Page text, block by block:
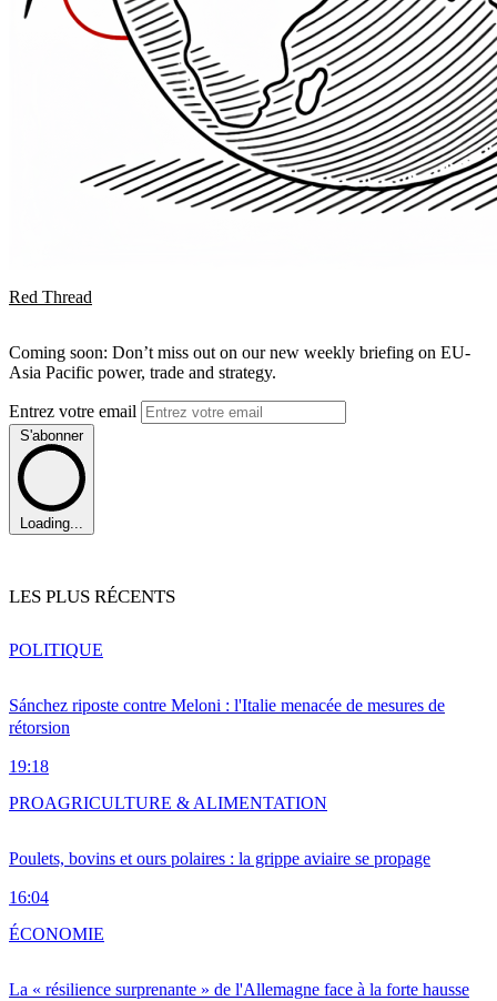
Red Thread
Coming soon: Don’t miss out on our new weekly briefing on EU-
Asia Pacific power, trade and strategy.
Entrez votre email
S'abonner
Loading...
LES PLUS RÉCENTS
Sánchez riposte contre Meloni : l'Italie menacée de mesures de
rétorsion
19:18
POLITIQUE
Poulets, bovins et ours polaires : la grippe aviaire se propage
16:04
PROAGRICULTURE & ALIMENTATION
La « résilience surprenante » de l'Allemagne face à la forte hausse
ÉCONOMIE